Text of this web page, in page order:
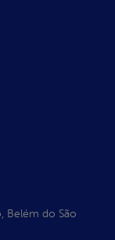
Belém do São